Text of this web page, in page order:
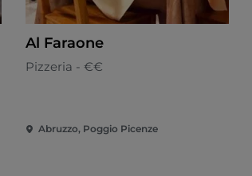
Al Faraone
Pizzeria - €€
Abruzzo, Poggio Picenze